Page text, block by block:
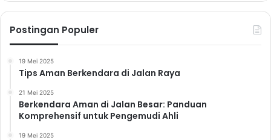
Postingan Populer
19 Mei 2025
Tips Aman Berkendara di Jalan Raya
21 Mei 2025
Berkendara Aman di Jalan Besar: Panduan
Komprehensif untuk Pengemudi Ahli
19 Mei 2025